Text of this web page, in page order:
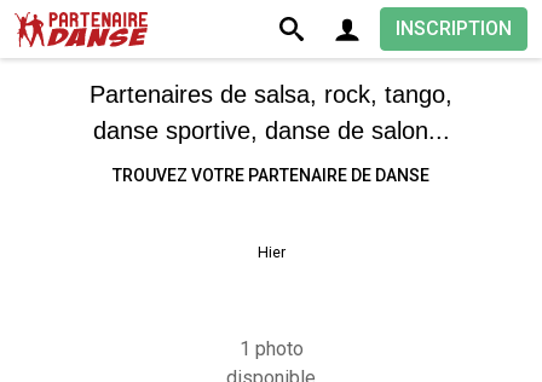
INSCRIPTION
Partenaires de salsa, rock, tango,
danse sportive, danse de salon...
TROUVEZ VOTRE PARTENAIRE DE DANSE
Hier
1 photo